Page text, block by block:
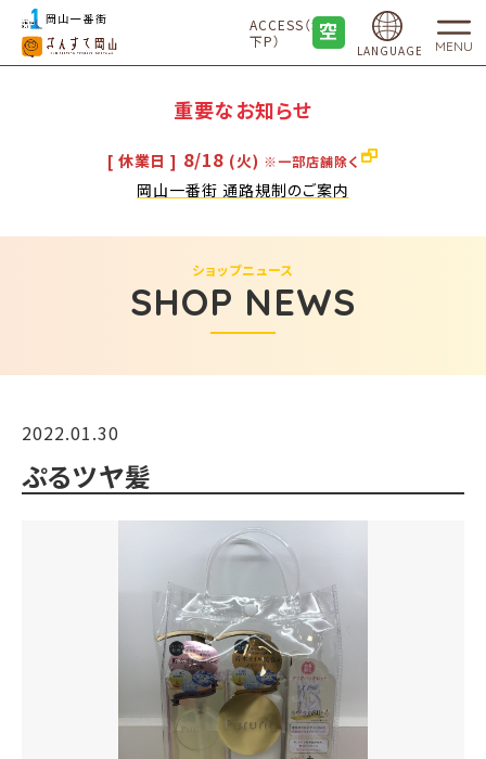
ACCESS（地
下P）
LANGUAGE MENU
重要なお知らせ
[ 休業日 ] 8/18 (火) ※一部店舗除く
岡山一番街 通路規制のご案内
SHOP NEWS
ショップニュース
2022.01.30
ぷるツヤ髪